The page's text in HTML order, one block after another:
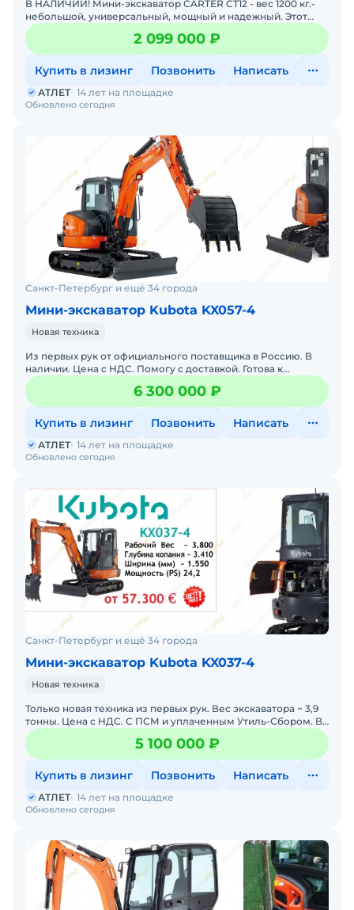
В НАЛИЧИИ! Мини-экскаватор CARTER CT12 - вес 1200 кг.-
небольшой, универсальный, мощный и надежный. Этот
компактный экскаватор специально сконструирован для
раб
2 099 000 ₽
Купить в лизинг Позвонить Написать
Обновлено сегодня
АТЛЕТ 14 лет на площадке
Санкт-Петербург и ещё 34 города
Мини-экскаватор Kubota KX057-4
Новая техника
Из первых рук от официального поставщика в Россию. В
наличии. Цена с НДС. Помогу с доставкой. Готова к
эксплуатации. Возможна продажа в лизинг.
6 300 000 ₽
Купить в лизинг Позвонить Написать
Обновлено сегодня
АТЛЕТ 14 лет на площадке
Санкт-Петербург и ещё 34 города
Мини-экскаватор Kubota KX037-4
Новая техника
Только новая техника из первых рук. Вес экскаватора ~ 3,9
тонны. Цена с НДС. С ПСМ и уплаченным Утиль-Сбором. В
наличии. Помогу с доставкой. Готова к эксплуатац
5 100 000 ₽
Купить в лизинг Позвонить Написать
Обновлено сегодня
АТЛЕТ 14 лет на площадке